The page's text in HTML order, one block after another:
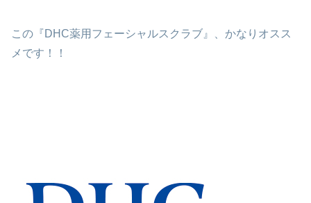
この『DHC薬用フェーシャルスクラブ』、かなりオスス
メです！！